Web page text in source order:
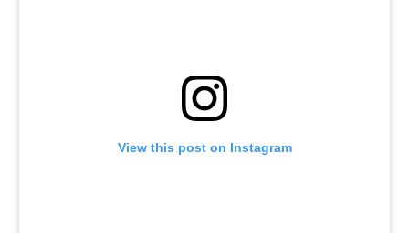
View this post on Instagram